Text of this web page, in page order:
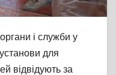
і служби у
для
відвідують за